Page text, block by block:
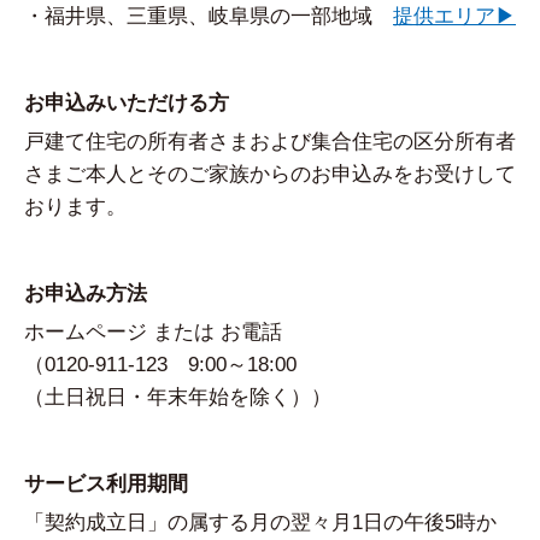
・ 福井県、三重県、岐阜県の一部地域 提供エリア▶
お申込みいただける方
戸建て住宅の所有者さまおよび集合住宅の区分所有者
さまご本人とそのご家族からのお申込みをお受けして
おります。
お申込み方法
ホームページ または お電話
（0120-911-123 9:00～18:00
（土日祝日・年末年始を除く））
サービス利用期間
「契約成立日」の属する月の翌々月1日の午後5時か